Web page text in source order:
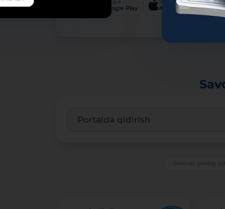
Mavjud
Google Play
Yuklang
App Store
Omonat qanday